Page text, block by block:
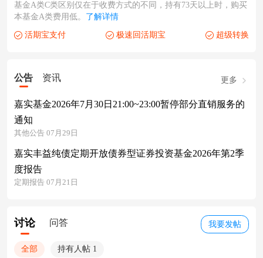
基金A类C类区别仅在于收费方式的不同，持有73天以上时，购买
本基金A类费用低。 了解详情
活期宝支付 极速回活期宝 超级转换
公告 资讯 更多
嘉实基金2026年7月30日21:00~23:00暂停部分直销服务的
通知
其他公告 07月29日
嘉实丰益纯债定期开放债券型证券投资基金2026年第2季
度报告
定期报告 07月21日
我要发帖
讨论 问答
全部 持有人帖 1